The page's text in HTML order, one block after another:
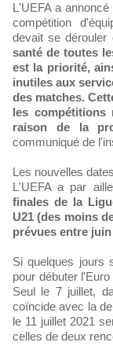
L'UEFA a annoncé ce mardi 17 mars le report de sa principale
compétition
devait se dérouler
santé de toutes
est la priorité,
inutiles aux
des matches.
les compétitions
raison de la
communiqué de
Les nouvelles
L'UEFA a par
finales de la
U21 (des moins
prévues entre
Si quelques jours
pour débuter
Seul le 7 juillet,
coïncide avec la
le 11 juillet 2021
celles de deux